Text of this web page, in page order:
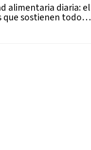
alimentaria diaria: el
que sostienen todo…